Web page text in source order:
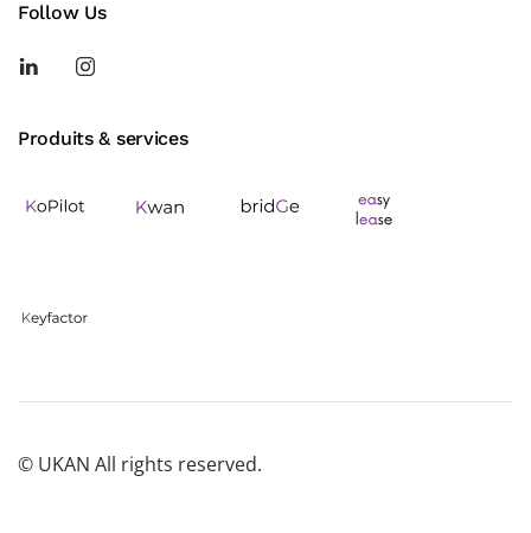
Follow Us
Produits & services
© UKAN All rights reserved.